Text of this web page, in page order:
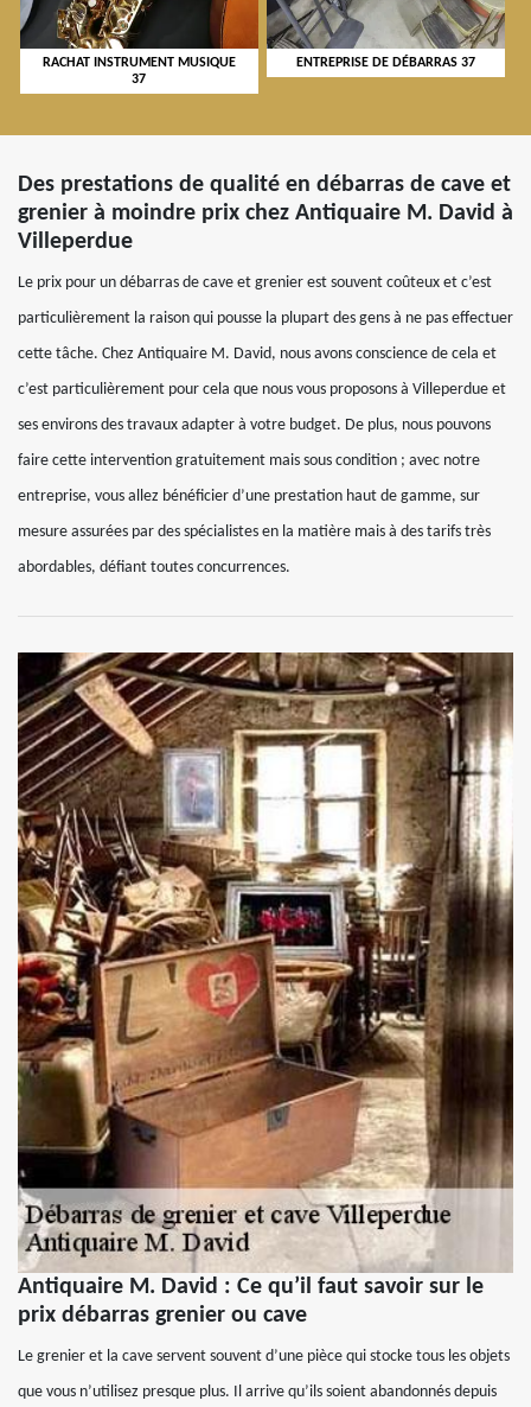
RACHAT INSTRUMENT MUSIQUE
37
ENTREPRISE DE DÉBARRAS 37
Des prestations de qualité en débarras de cave et
grenier à moindre prix chez Antiquaire M. David à
Villeperdue
Le prix pour un débarras de cave et grenier est souvent coûteux et c’est
particulièrement la raison qui pousse la plupart des gens à ne pas effectuer
cette tâche. Chez Antiquaire M. David, nous avons conscience de cela et
c’est particulièrement pour cela que nous vous proposons à Villeperdue et
ses environs des travaux adapter à votre budget. De plus, nous pouvons
faire cette intervention gratuitement mais sous condition ; avec notre
entreprise, vous allez bénéficier d’une prestation haut de gamme, sur
mesure assurées par des spécialistes en la matière mais à des tarifs très
abordables, défiant toutes concurrences.
Antiquaire M. David : Ce qu’il faut savoir sur le
prix débarras grenier ou cave
Le grenier et la cave servent souvent d’une pièce qui stocke tous les objets
que vous n’utilisez presque plus. Il arrive qu’ils soient abandonnés depuis